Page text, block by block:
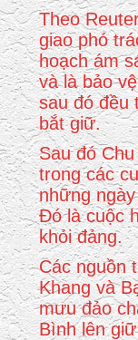
Theo
giao phó
hoạch ám
và là bảo
sau đó đều
bắt giữ.
Sau đó
trong các
những
Đó là cuộc
khỏi đảng.
Các nguồn
Khang và
mưu đảo
Bình lên